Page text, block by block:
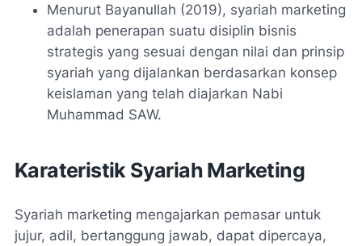
Menurut Bayanullah (2019), syariah marketing
adalah penerapan suatu disiplin bisnis
strategis yang sesuai dengan nilai dan prinsip
syariah yang dijalankan berdasarkan konsep
keislaman yang telah diajarkan Nabi
Muhammad SAW.
Karateristik Syariah Marketing
Syariah marketing mengajarkan pemasar untuk
jujur, adil, bertanggung jawab, dapat dipercaya,